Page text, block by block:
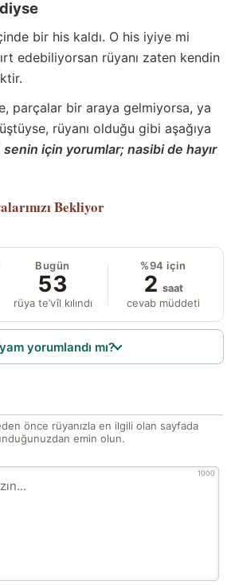
bir his kaldı. O his iyiye mi
edebiliyorsan rüyanı zaten kendin
parçalar bir araya gelmiyorsa, ya
rüyanı olduğu gibi aşağıya
için yorumlar; nasibi de hayır
Bekliyor
Bugün
53
rüya te’vîl kılındı
%94 için
2 saat
cevab müddeti
yorumlandı mı?
önce rüyanızla en ilgili olan sayfada
emin olun.
1000